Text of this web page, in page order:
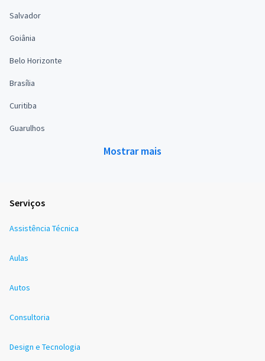
Salvador
Goiânia
Belo Horizonte
Brasília
Curitiba
Guarulhos
Mostrar mais
Serviços
Assistência Técnica
Aulas
Autos
Consultoria
Design e Tecnologia